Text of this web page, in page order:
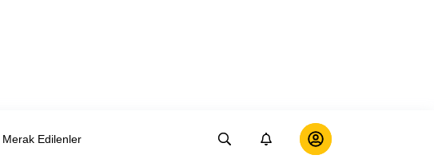
Merak Edilenler